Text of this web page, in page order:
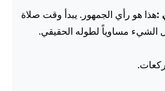
:هذا هو رأي الجمهور. يبدأ وقت صلاة
الشيء مساوياً لطوله الحقيقي.